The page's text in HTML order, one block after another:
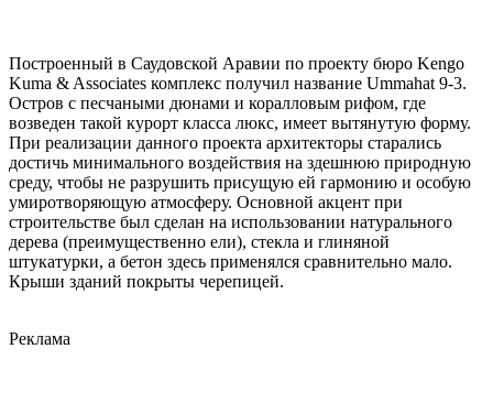
Построенный в Саудовской Аравии по проекту бюро Kengo
Kuma & Associates комплекс получил название Ummahat 9-3.
Остров с песчаными дюнами и коралловым рифом, где
возведен такой курорт класса люкс, имеет вытянутую форму.
При реализации данного проекта архитекторы старались
достичь минимального воздействия на здешнюю природную
среду, чтобы не разрушить присущую ей гармонию и особую
умиротворяющую атмосферу. Основной акцент при
строительстве был сделан на использовании натурального
дерева (преимущественно ели), стекла и глиняной
штукатурки, а бетон здесь применялся сравнительно мало.
Крыши зданий покрыты черепицей.
Реклама